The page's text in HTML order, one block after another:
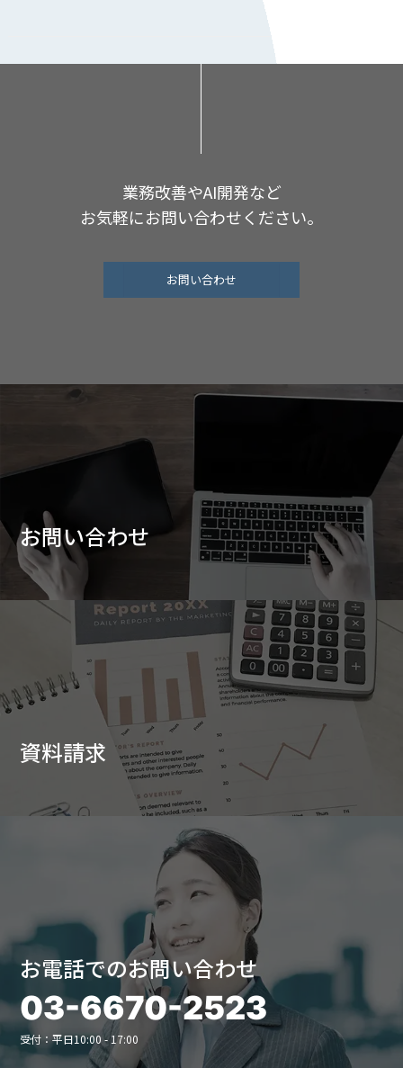
業務改善やAI開発など
お気軽にお問い合わせください。
お問い合わせ
お問い合わせ
資料請求
お電話でのお問い合わせ
03-6670-2523
受付：平日10:00 - 17:00